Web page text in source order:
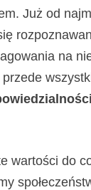
Już od
na
wartości do